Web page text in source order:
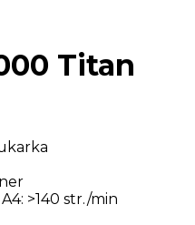
Titan
: >140 str./min